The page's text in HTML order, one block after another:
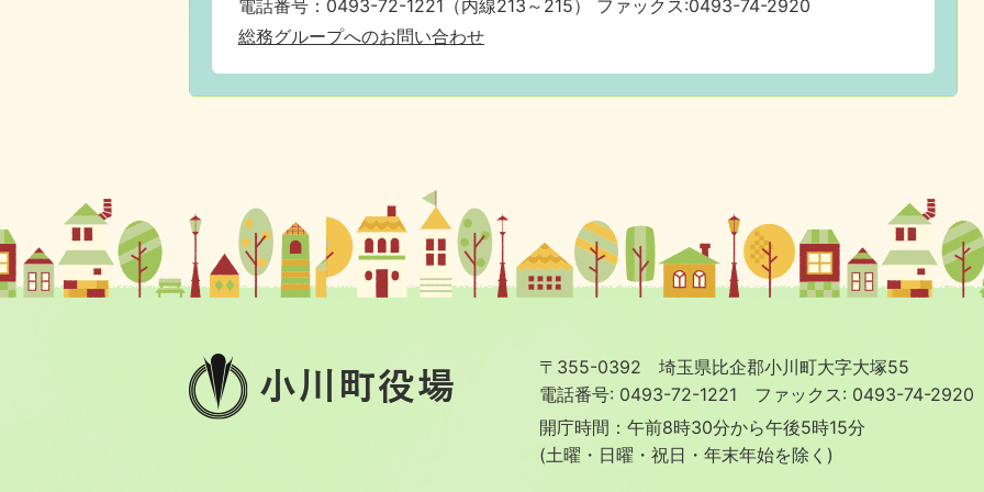
電話番号：0493-72-1221（内線213～215） ファックス:0493-74-2920
総務グループへのお問い合わせ
小
川
町
〒355-0392 埼玉県比企郡小川町大字大塚55
電話番号: 0493-72-1221 ファックス: 0493-74-2920
開庁時間：午前8時30分から午後5時15分
(土曜・日曜・祝日・年末年始を除く)